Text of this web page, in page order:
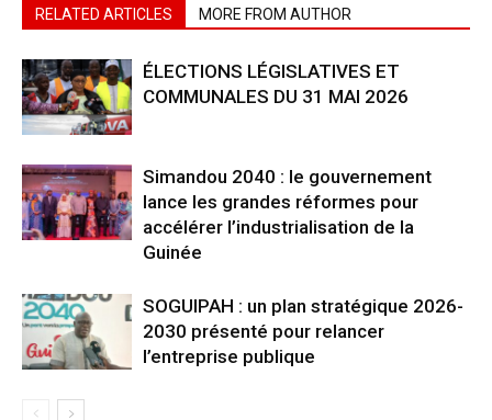
RELATED ARTICLES MORE FROM AUTHOR
ÉLECTIONS LÉGISLATIVES ET
COMMUNALES DU 31 MAI 2026
Simandou 2040 : le gouvernement
lance les grandes réformes pour
accélérer l’industrialisation de la
Guinée
SOGUIPAH : un plan stratégique 2026-
2030 présenté pour relancer
l’entreprise publique